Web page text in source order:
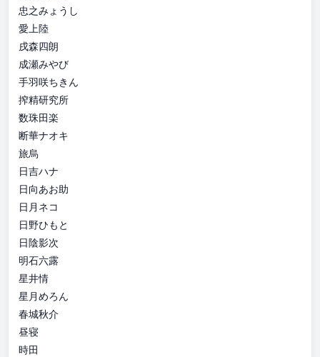
忠之みょうし
愛上陸
戌森四朗
成瀬みやび
手羽咲ちきん
搾精研究所
数珠田楽
断華ナオキ
旅烏
日吉ハナ
日向あお助
日月ネコ
日野ひもと
日陰影次
明石六露
星井情
星月めろん
春城秋介
昼寝
時田